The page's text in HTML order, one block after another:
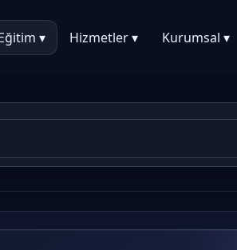
▾ Hizmetler ▾ Kurumsal ▾